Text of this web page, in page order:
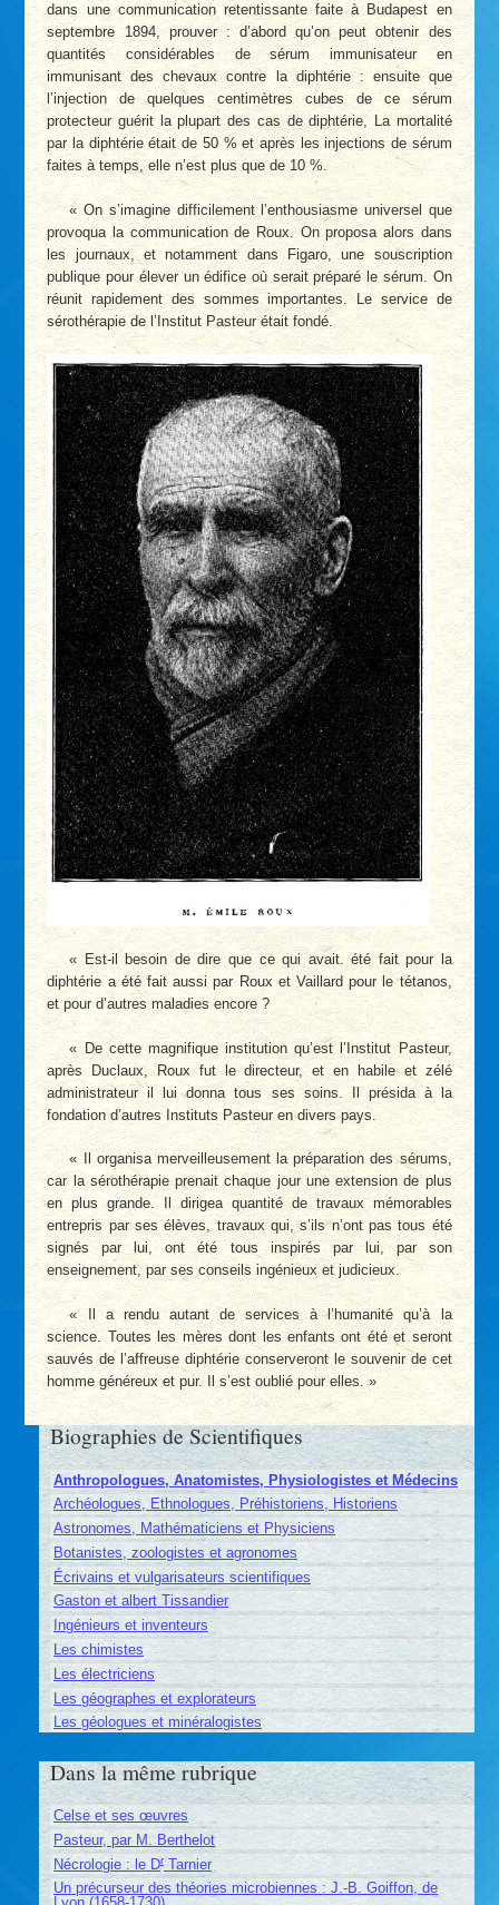
dans une communication retentissante faite à Budapest en
septembre 1894, prouver : d’abord qu’on peut obtenir des
quantités considérables de sérum immunisateur en
immunisant des chevaux contre la diphtérie : ensuite que
l’injection de quelques centimètres cubes de ce sérum
protecteur guérit la plupart des cas de diphtérie, La mortalité
par la diphtérie était de 50 % et après les injections de sérum
faites à temps, elle n’est plus que de 10 %.
« On s’imagine difficilement l’enthousiasme universel que
provoqua la communication de Roux. On proposa alors dans
les journaux, et notamment dans Figaro, une souscription
publique pour élever un édifice où serait préparé le sérum. On
réunit rapidement des sommes importantes. Le service de
sérothérapie de l’Institut Pasteur était fondé.
« Est-il besoin de dire que ce qui avait. été fait pour la
diphtérie a été fait aussi par Roux et Vaillard pour le tétanos,
et pour d’autres maladies encore ?
« De cette magnifique institution qu’est l’Institut Pasteur,
après Duclaux, Roux fut le directeur, et en habile et zélé
administrateur il lui donna tous ses soins. Il présida à la
fondation d’autres Instituts Pasteur en divers pays.
« Il organisa merveilleusement la préparation des sérums,
car la sérothérapie prenait chaque jour une extension de plus
en plus grande. Il dirigea quantité de travaux mémorables
entrepris par ses élèves, travaux qui, s’ils n’ont pas tous été
signés par lui, ont été tous inspirés par lui, par son
enseignement, par ses conseils ingénieux et judicieux.
« Il a rendu autant de services à l’humanité qu’à la
science. Toutes les mères dont les enfants ont été et seront
sauvés de l’affreuse diphtérie conserveront le souvenir de cet
homme généreux et pur. Il s’est oublié pour elles. »
Biographies de Scientifiques
Anthropologues, Anatomistes, Physiologistes et Médecins
Archéologues, Ethnologues, Préhistoriens, Historiens
Astronomes, Mathématiciens et Physiciens
Botanistes, zoologistes et agronomes
Écrivains et vulgarisateurs scientifiques
Gaston et albert Tissandier
Ingénieurs et inventeurs
Les chimistes
Les électriciens
Les géographes et explorateurs
Les géologues et minéralogistes
Dans la même rubrique
Celse et ses œuvres
Pasteur, par M. Berthelot
Nécrologie : le DrTarnier
Un précurseur des théories microbiennes : J.-B. Goiffon, de